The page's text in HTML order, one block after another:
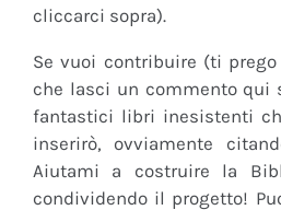
cliccarci sopra).
Se vuoi contribuire (ti
che lasci un commento qui
fantastici libri inesistenti
inserirò, ovviamente
Aiutami a costruire la
condividendo il progetto!